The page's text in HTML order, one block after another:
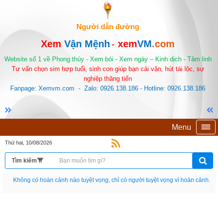
Người dẫn đường
Xem Vận Mệnh- xemVM.com
Website số 1 về Phong thủy - Xem bói - Xem ngày – Kinh dịch - Tâm linh
Tư vấn chọn sim hợp tuổi, sinh con giúp bạn cải vận, hút tài lộc, sự
nghiệp thăng tiến
Fanpage: Xemvm.com - Zalo: 0926.138.186 - Hotline: 0926.138.186
Menu
Thứ hai, 10/08/2026
Nếu như không chịu học tập thì cho dù đi vạn dặm đường cũng chỉ là anh đưa